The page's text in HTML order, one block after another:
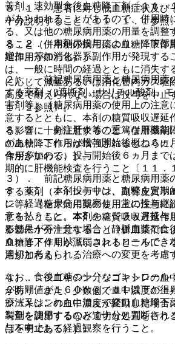
善剤、速効型食後血糖降下剤〔１１．
があらわれることがあるので、併用時
る、又は他の糖尿病用薬の用量を調整
ること（併用糖尿病用薬の血糖降下作
延作用が加わる）］。
２）． 前記糖尿病用薬と糖尿病用薬
する薬剤（β遮断剤、サリチル酸剤、
害剤等）［糖尿病用薬の使用上の注意
意するとともに、本剤の糖質吸収遅延
る影響に十分注意すること（併用薬剤
の血糖降下作用が増強されるところに
作用が加わる）］。
３）． 前記糖尿病用薬と糖尿病用薬
する薬剤（アドレナリン、副腎皮質ホ
ン等）［糖尿病用薬の使用上の注意に
するとともに、本剤の糖質吸収遅延作
影響に十分注意すること（併用薬剤に
血糖降下作用が減弱されるところに、
用が加わる）］。
４）． ジゴキシン［ジゴキシンの血
があり、また、少数例で血中濃度の上
ジゴキシンの血中濃度が変動した場合
与量を調節するなど適切な処置を行う
は不明である）］。
８．１． 患者に対し低血糖症状及び
十分説明すること〔１１．１．１参照
８．２． 本剤の投与により、「腹部
増加」等の消化器系副作用が発現する
は、一般に時間の経過とともに消失す
に応じて減量あるいは消化管内ガス駆
高度で耐えられない場合は投与を中止
１．２参照〕。
８．３． 劇症肝炎等の重篤な肝機能
があり、これらは投与開始後概ね６ヵ
合が多いので、投与開始後６ヵ月まで
期的に肝機能検査を行うこと〔１１．
８．４． 本剤投与中は、血糖を定期
に、経過を十分に観察し、常に投与継
意を払うこと。本剤を２〜３ヵ月投与
る効果が不十分な場合（静脈血漿で食
０ｍｇ／ｄＬ以下にコントロールでき
適切と考えられる治療への変更を考慮
なお、食後血糖の十分なコントロール
２時間値が１６０ｍｇ／ｄＬ以下が得
療法又はこれらに加えて経口血糖降下
製剤を使用するのみで十分と判断され
与を中止して経過観察を行うこと。